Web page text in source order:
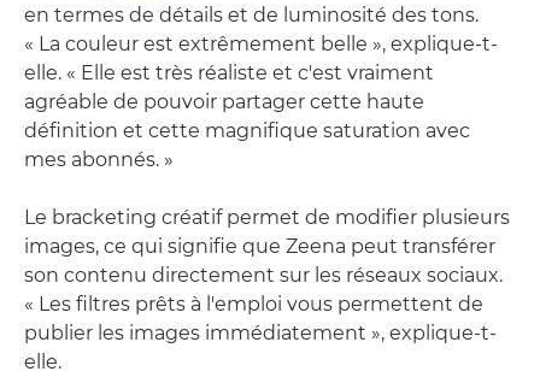
en termes de détails et de luminosité des tons.
« La couleur est extrêmement belle », explique-t-
elle. « Elle est très réaliste et c'est vraiment
agréable de pouvoir partager cette haute
définition et cette magnifique saturation avec
mes abonnés. »
Le bracketing créatif permet de modifier plusieurs
images, ce qui signifie que Zeena peut transférer
son contenu directement sur les réseaux sociaux.
« Les filtres prêts à l'emploi vous permettent de
publier les images immédiatement », explique-t-
elle.